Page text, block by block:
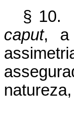
§ 10.
caput, a